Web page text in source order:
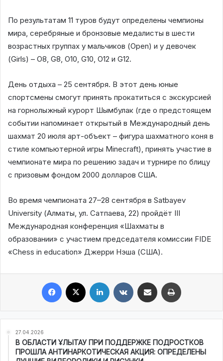
По результатам 11 туров будут определены чемпионы
мира, серебряные и бронзовые медалисты в шести
возрастных группах у мальчиков (Open) и у девочек
(Girls) – O8, G8, O10, G10, O12 и G12.
День отдыха – 25 сентября. В этот день юные
спортсмены смогут принять прокатиться с экскурсией
на горнолыжный курорт Шымбулак (где о предстоящем
событии напоминает открытый в Международный день
шахмат 20 июля арт-объект – фигура шахматного коня в
стиле компьютерной игры Minecraft), принять участие в
чемпионате мира по решению задач и турнире по блицу
с призовым фондом 2000 долларов США.
Во время чемпионата 27–28 сентября в Satbayev
University (Алматы, ул. Сатпаева, 22) пройдёт III
Международная конференция «Шахматы в
образовании» с участием председателя комиссии FIDE
«Chess in education» Джерри Нэша (США).
27.04.2026
В ОБЛАСТИ ҰЛЫТАУ ПРИ ПОДДЕРЖКЕ ПОДРОСТКОВ
ПРОШЛА АНТИНАРКОТИЧЕСКАЯ АКЦИЯ: ОПРЕДЕЛЕНЫ